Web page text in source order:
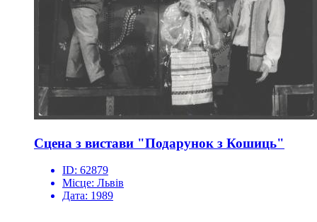
Сцена з вистави "Подарунок з Кошиць"
ID: 62879
Місце: Львів
Дата: 1989